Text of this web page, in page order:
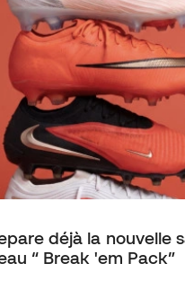
déjà la nouvelle
“ Break 'em Pack”